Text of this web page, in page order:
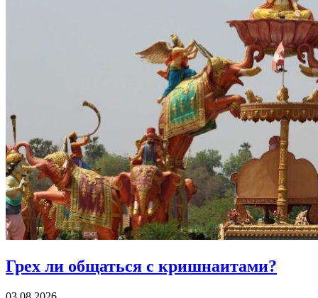
Грех ли общаться с кришнаитами?